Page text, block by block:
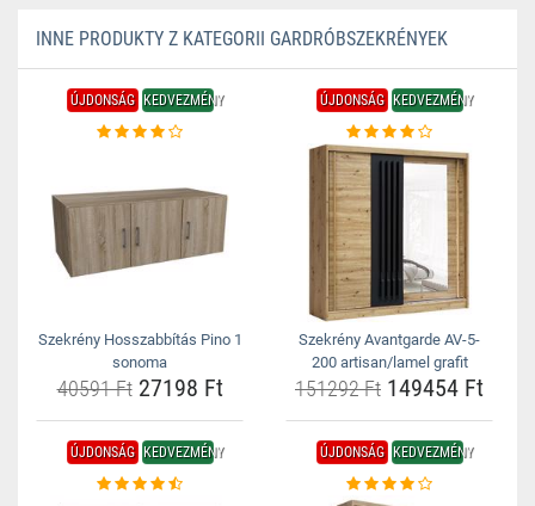
INNE PRODUKTY Z KATEGORII GARDRÓBSZEKRÉNYEK
ÚJDONSÁG KEDVEZMÉNY
Szekrény Hosszabbítás Pino 1
sonoma
40591 Ft27198 Ft
ÚJDONSÁG KEDVEZMÉNY
Szekrény Avantgarde AV-5-
200 artisan/lamel grafit
151292 Ft 149454 Ft
ÚJDONSÁG KEDVEZMÉNY ÚJDONSÁG KEDVEZMÉNY